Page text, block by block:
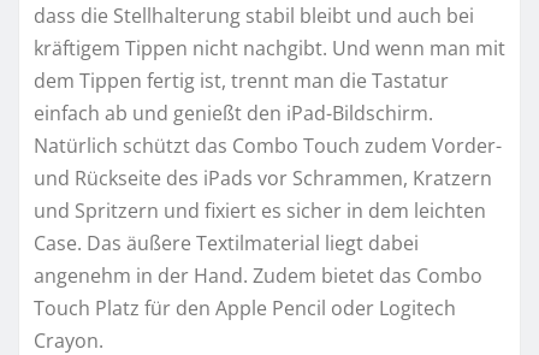
dass die Stellhalterung stabil bleibt und auch bei
kräftigem Tippen nicht nachgibt. Und wenn man mit
dem Tippen fertig ist, trennt man die Tastatur
einfach ab und genießt den iPad-Bildschirm.
Natürlich schützt das Combo Touch zudem Vorder-
und Rückseite des iPads vor Schrammen, Kratzern
und Spritzern und fixiert es sicher in dem leichten
Case. Das äußere Textilmaterial liegt dabei
angenehm in der Hand. Zudem bietet das Combo
Touch Platz für den Apple Pencil oder Logitech
Crayon.